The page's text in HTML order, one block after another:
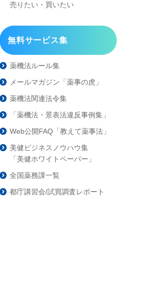
売りたい・買いたい
無料サービス集
薬機法ルール集
メールマガジン「薬事の虎」
薬機法関連法令集
「薬機法・景表法違反事例集」
Web公開FAQ「教えて薬事法」
美健ビジネスノウハウ集
「美健ホワイトペーパー」
全国薬務課一覧
都庁講習会/試買調査レポート